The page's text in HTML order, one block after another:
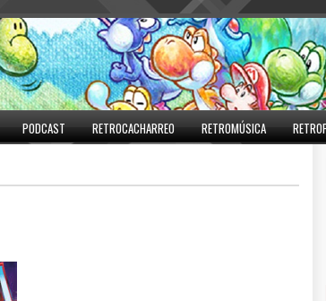
PODCAST RETROCACHARREO RETROMÚSICA